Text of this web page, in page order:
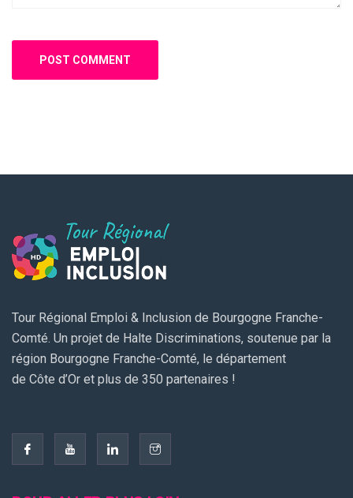
Tour Régional Emploi & Inclusion de Bourgogne Franche-
Comté. Un projet de Halte Discriminations, soutenue par la
région Bourgogne Franche-Comté, le département
de Côte d’Or et plus de 350 partenaires !